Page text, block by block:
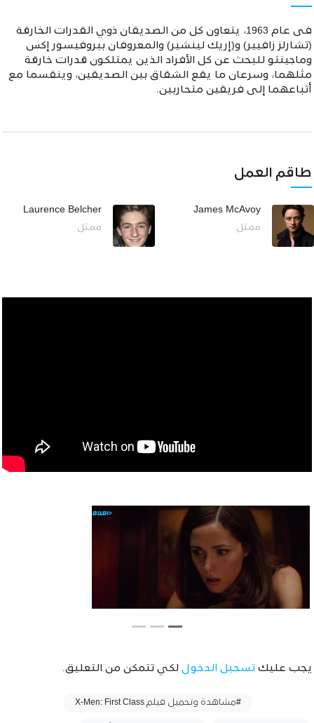
فى عام 1963، يتعاون كل من الصديقان ذوي القدرات الخارقة
(تشارلز زافيير) و(إريك لينشير) والمعروفان ببروفيسور إكس
وماجينتو للبحث عن كل اﻷفراد الذين يمتلكون قدرات خارقة
مثلهما، وسرعان ما يقع الشقاق بين الصديقين، وينقسما مع
أتباعهما إلى فريقين متحاربين.
طاقم العمل
James McAvoy
ممثل
Laurence Belcher
ممثل
يجب عليك تسجيل الدخول لكي تتمكن من التعليق.
#مشاهدة وتحميل فيلم X-Men: First Class